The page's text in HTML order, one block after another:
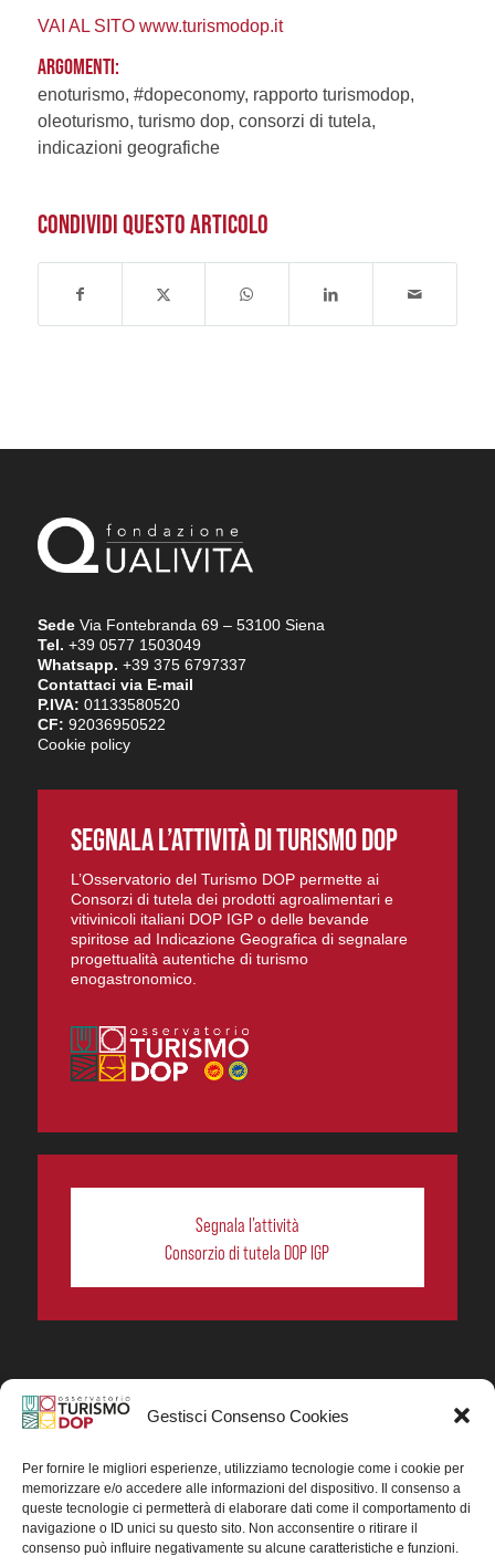
Gestisci Consenso Cookies
Per fornire le migliori esperienze, utilizziamo tecnologie come i cookie per
memorizzare e/o accedere alle informazioni del dispositivo. Il consenso a
queste tecnologie ci permetterà di elaborare dati come il comportamento di
navigazione o ID unici su questo sito. Non acconsentire o ritirare il
consenso può influire negativamente su alcune caratteristiche e funzioni.
VAI AL SITO www.turismodop.it
ARGOMENTI:
enoturismo, #dopeconomy, rapporto turismodop,
oleoturismo, turismo dop, consorzi di tutela,
indicazioni geografiche
CONDIVIDI QUESTO ARTICOLO
SedeVia Fontebranda 69 – 53100 Siena
Tel. +39 0577 1503049
Whatsapp. +39 375 6797337
Contattaci via E-mail
P.IVA: 01133580520
CF: 92036950522
Cookie policy
SEGNALA L’ATTIVITÀ DI TURISMO DOP
L’Osservatorio del Turismo DOP permette ai
Consorzi di tutela dei prodotti agroalimentari e
vitivinicoli italiani DOP IGP o delle bevande
spiritose ad Indicazione Geografica di segnalare
progettualità autentiche di turismo
enogastronomico.
Segnala l’attività
Consorzio di tutela DOP IGP
In collaborazione ORIGIN ITALIA.
del turismo enogastronomico dei prodotti DOP IGP
italiani.
Concessione contributo MASAF DM n. 0311719 del
15/06/2023
Concessione contributo MASAF, DM n. 0016662 del
15/01/2025 (CUP J88H24002560007)